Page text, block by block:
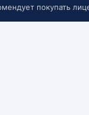
покупать